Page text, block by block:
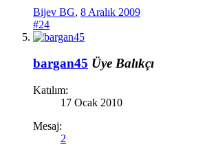
Bijev BG, 8 Aralık 2009
#24
bargan45 Üye Balıkçı
Katılım:
17 Ocak 2010
Mesaj:
2